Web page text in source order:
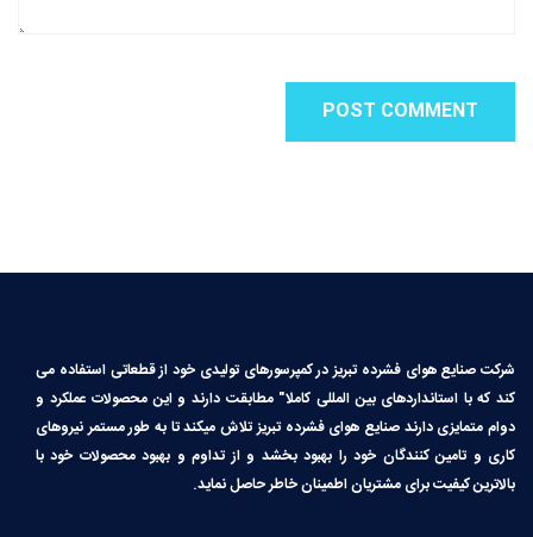
شرکت صنایع هوای فشرده تبریز در کمپرسورهای تولیدی خود از قطعاتی استفاده می
کند که با استانداردهای بین المللی کاملا″ مطابقت دارند و این محصولات عملکرد و
دوام متمایزی دارند صنایع هوای فشرده تبریز تلاش میکند تا به طور مستمر نیروهای
کاری و تامین کنندگان خود را بهبود بخشد و از تداوم و بهبود محصولات خود با
بالاترین کیفیت برای مشتریان اطمینان خاطر حاصل نماید.